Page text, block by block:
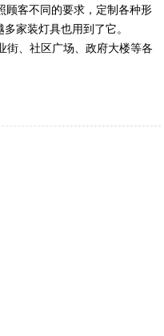
顾客不同的要求，定制各种形
家装灯具也用到了它。
街、社区广场、政府大楼等各